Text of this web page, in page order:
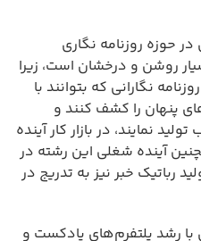
حوزه روزنامه نگاری
روشن و درخشان است، زیرا
نگارانی که بتوانند با
پنهان را کشف کنند و
نمایند، در بازار کار آینده
آینده شغلی این رشته در
رباتیک خبر نیز به تدریج در
با رشد پلتفرم‌های پادکست و